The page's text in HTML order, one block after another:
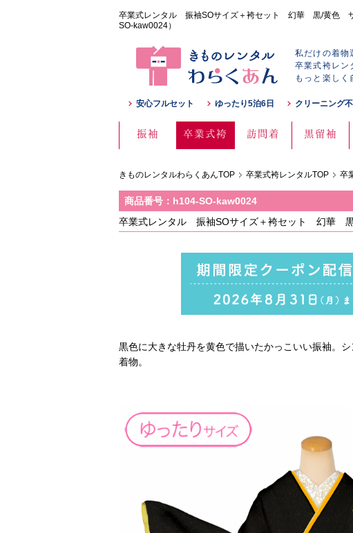
卒業式レンタル 振袖SOサイズ＋袴セット 幻華 黒/黄色
SO-kaw0024）
私だけの着物
卒業式袴レン
もっと楽しく
安心フルセット ゆったり5泊6日 クリーニング
振袖 卒業式袴 訪問着 黒留袖
きものレンタルわらくあんTOP 卒業式袴レンタルTOP 卒
商品番号：h104-SO-kaw0024
卒業式レンタル 振袖SOサイズ＋袴セット 幻華
黒色に大きな牡丹を黄色で描いたかっこいい振袖。
着物。